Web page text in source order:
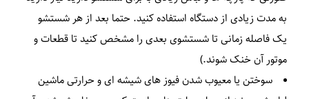
به مدت زیادی از دستگاه استفاده کنید. حتما بعد از هر شستشو
یک فاصله زمانی تا شستشوی بعدی را مشخص کنید تا قطعات و
موتور آن خنک شوند.)
سوختن یا معیوب شدن فیوز های شیشه ای و حرارتی ماشین